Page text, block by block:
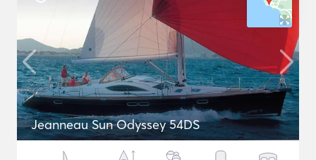
Jeanneau Sun Odyssey 54DS